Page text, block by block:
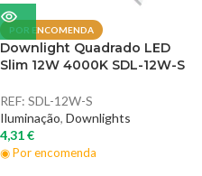
POR ENCOMENDA
Downlight Quadrado LED
Slim 12W 4000K SDL-12W-S
REF: SDL-12W-S
Iluminação, Downlights
4,31€
◉ Por encomenda